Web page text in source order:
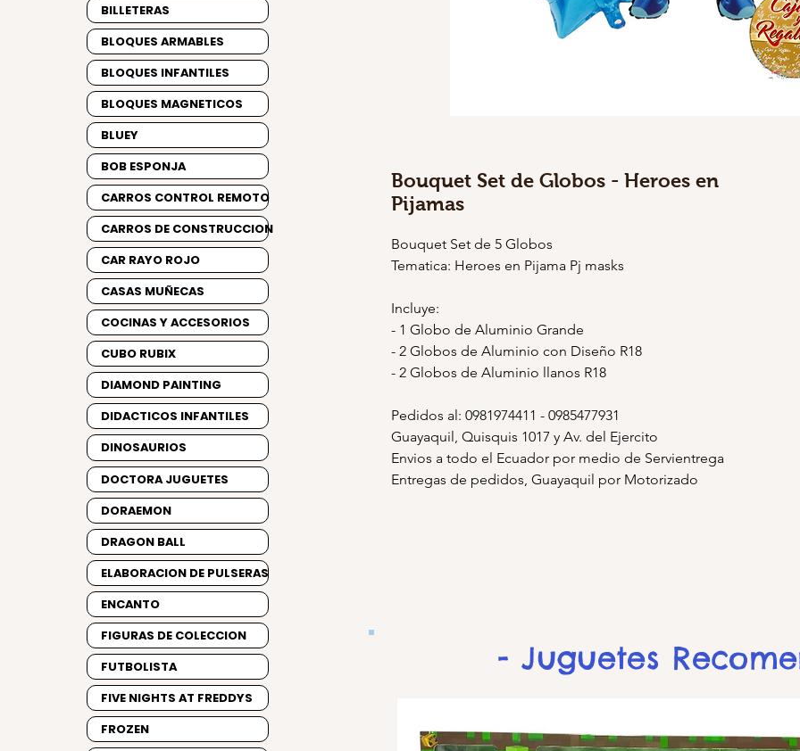
Bouquet Set de Globos - Heroes en
Pijamas
Bouquet Set de 5 Globos
Tematica: Heroes en Pijama Pj masks
Incluye:
- 1 Globo de Aluminio Grande
- 2 Globos de Aluminio con Diseño R18
- 2 Globos de Aluminio llanos R18
Pedidos al: 0981974411 - 0985477931
Guayaquil, Quisquis 1017 y Av. del Ejercito
Envios a todo el Ecuador por medio de Servientrega
Entregas de pedidos, Guayaquil por Motorizado
- Juguetes
BILLETERAS
BLOQUES ARMABLES
BLOQUES INFANTILES
BLOQUES MAGNETICOS
BLUEY
BOB ESPONJA
CARROS CONTROL REMOTO
CARROS DE CONSTRUCCION
CAR RAYO ROJO
CASAS MUÑECAS
COCINAS Y ACCESORIOS
CUBO RUBIX
DIAMOND PAINTING
DIDACTICOS INFANTILES
DINOSAURIOS
DOCTORA JUGUETES
DORAEMON
DRAGON BALL
ELABORACION DE PULSERAS
ENCANTO
FIGURAS DE COLECCION
FUTBOLISTA
FIVE NIGHTS AT FREDDYS
FROZEN